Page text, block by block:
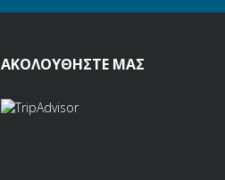
ΑΚΟΛΟΥΘΗΣΤΕ ΜΑΣ